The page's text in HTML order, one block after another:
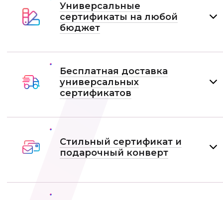
Универсальные
сертификаты на любой
бюджет
Бесплатная доставка
универсальных
сертификатов
Стильный сертификат и
подарочный конверт